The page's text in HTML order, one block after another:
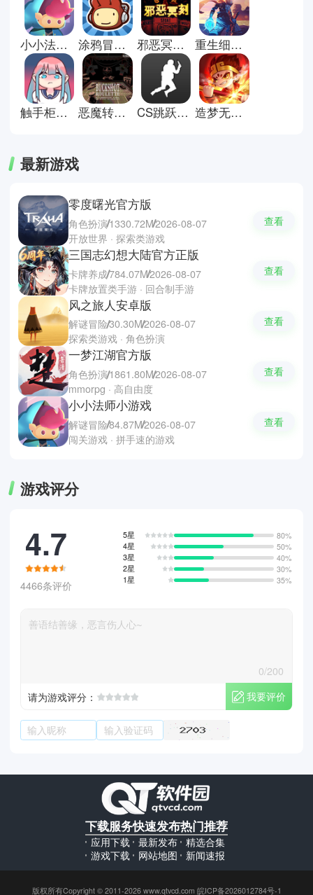
作简单却富有变化，适合利用碎片
时间体验，是许多人日常放松的选
择。这里有些闯关游戏推荐；植物
大战僵尸2，音跃球球和玩具爆
破。
小小法师小游戏 涂鸦冒险家安卓版 邪恶冥刻手机版 重生细胞官方正版
触手柜子2中文版 恶魔转盘正版 CS跳跃模拟器正版 造梦无双官方版
最新游戏
零度曙光官方版
角色扮演1330.72M2026-08-07
开放世界 · 探索类游戏
查看
三国志幻想大陆官方正版
卡牌养成784.07M2026-08-07
卡牌放置类手游 · 回合制手游
查看
风之旅人安卓版
解谜冒险30.30M2026-08-07
探索类游戏 · 角色扮演
查看
一梦江湖官方版
角色扮演1861.80M2026-08-07
mmorpg · 高自由度
查看
小小法师小游戏
解谜冒险84.87M2026-08-07
闯关游戏 · 拼手速的游戏
查看
游戏评分
4.7
4466条评价
5星
80%
4星
50%
3星
40%
2星
30%
1星
35%
0/200
请为游戏评分：
我要评价
下载服务
应用下载
游戏下载
快速发布
最新发布
网站地图
热门推荐
精选合集
新闻速报
版权所有Copyright © 2011-2026 www.qtvcd.com 皖ICP备2026012784号-1